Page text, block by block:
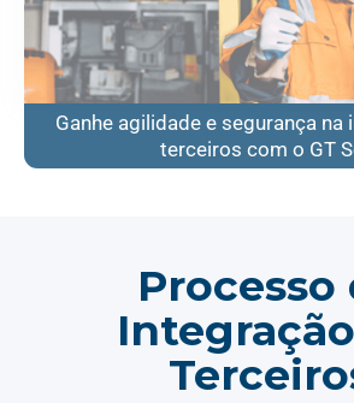
Ganhe agilidade e segurança na
terceiros com o GT
Processo